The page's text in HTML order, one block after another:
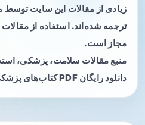
زیادی از مقالات این سایت توسط
ترجمه شده‌اند. استفاده از
مجاز است.
منبع مقالات سلامت، پزشکی،
دانلود رایگان PDF کتاب‌های پزشکی.